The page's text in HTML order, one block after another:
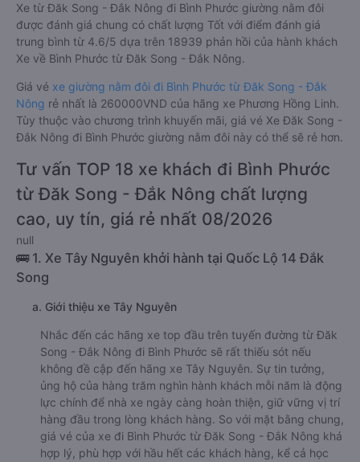
Xe từ Đăk Song - Đắk Nông đi Bình Phước giường nằm đôi
được đánh giá chung có chất lượng Tốt với điểm đánh giá
trung bình từ 4.6/5 dựa trên 18939 phản hồi của hành khách
Xe về Bình Phước từ Đăk Song - Đắk Nông.
Giá vé xe giường nằm đôi đi Bình Phước từ Đăk Song - Đắk
Nông rẻ nhất là 260000VND của hãng xe Phương Hồng Linh.
Tùy thuộc vào chương trình khuyến mãi, giá vé Xe Đăk Song -
Đắk Nông đi Bình Phước giường nằm đôi này có thể sẽ rẻ hơn.
Tư vấn TOP 18 xe khách đi Bình Phước
từ Đăk Song - Đắk Nông chất lượng
cao, uy tín, giá rẻ nhất 08/2026
null
🚌 1. Xe Tây Nguyên khởi hành tại Quốc Lộ 14 Đắk
Song
a. Giới thiệu xe Tây Nguyên
Nhắc đến các hãng xe top đầu trên tuyến đường từ Đăk
Song - Đắk Nông đi Bình Phước sẽ rất thiếu sót nếu
không đề cập đến hãng xe Tây Nguyên. Sự tin tưởng,
ủng hộ của hàng trăm nghìn hành khách mỗi năm là động
lực chính để nhà xe ngày càng hoàn thiện, giữ vững vị trí
hàng đầu trong lòng khách hàng. So với mặt bằng chung,
giá vé của xe đi Bình Phước từ Đăk Song - Đắk Nông khá
hợp lý, phù hợp với hầu hết các khách hàng, kể cả học